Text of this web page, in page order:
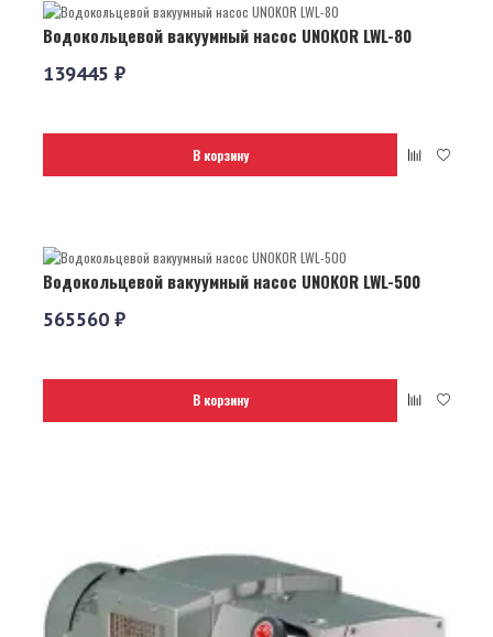
Водокольцевой вакуумный насос UNOKOR LWL-80
139445 ₽
В корзину
Водокольцевой вакуумный насос UNOKOR LWL-500
565560 ₽
В корзину